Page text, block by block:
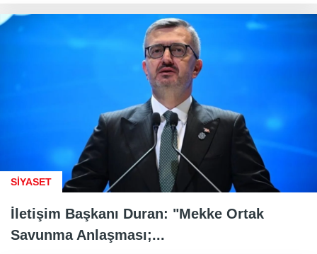
SİYASET
İletişim Başkanı Duran: "Mekke Ortak
Savunma Anlaşması;...